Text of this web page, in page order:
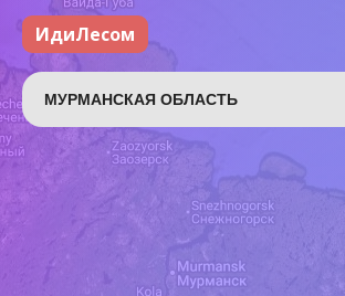
ИдиЛесом
МУРМАНСКАЯ ОБЛАСТЬ